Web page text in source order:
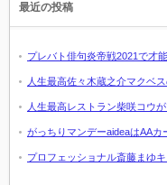
最近の投稿
プレバト俳句炎帝戦2021で才
人生最高佐々木蔵之介マクベ
人生最高レストラン柴咲コウ
がっちりマンデーaideaはAA
プロフェッショナル斎藤まゆ